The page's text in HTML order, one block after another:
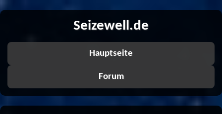
Seizewell.de
Hauptseite
Forum